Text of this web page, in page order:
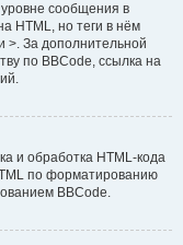
сообщения в
HTML, но теги в нём
>. За дополнительной
по BBCode, ссылка на
и обработка HTML-кода
по форматированию
BBCode.